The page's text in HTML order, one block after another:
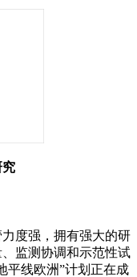
究
度强，拥有强大的研
监测协调和示范性试
平线欧洲”计划正在成